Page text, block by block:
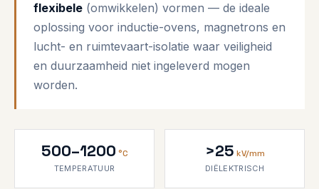
flexibele (omwikkelen) vormen — de ideale
oplossing voor inductie-ovens, magnetrons en
lucht- en ruimtevaart-isolatie waar veiligheid
en duurzaamheid niet ingeleverd mogen
worden.
500–1200 °C
TEMPERATUUR
>25 kV/mm
DIËLEKTRISCH